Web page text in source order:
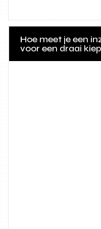
Hoe meet je een
voor een draai